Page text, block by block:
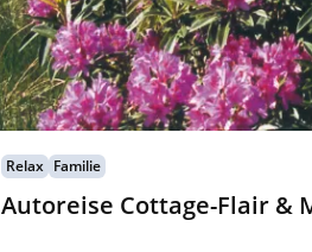
Relax Familie
Autoreise Cottage-Flair &